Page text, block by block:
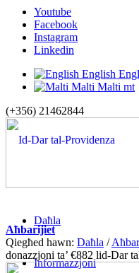
Youtube
Facebook
Instagram
Linkedin
English
Malti Malti mt
(+356) 21462844
Daħla
Informazzjoni
Aħbarijiet
Qiegħed hawn: Daħla /
donazzjoni ta’ €882 lid-Dar